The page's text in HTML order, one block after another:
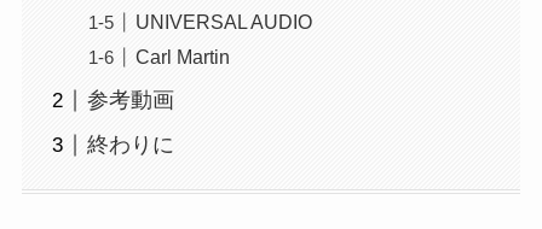
UNIVERSAL AUDIO
Carl Martin
参考動画
終わりに